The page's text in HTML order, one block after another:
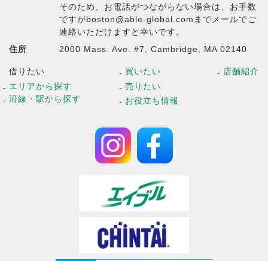
そのため、お電話がつながらない場合は、お手数
ですがboston@able-global.comまでメールでご
連絡いただけますと幸いです。
住所
2000 Mass. Ave. #7, Cambridge, MA 02140
借りたい
エリアから探す
沿線・駅から探す
買いたい
売りたい
お役立ち情報
店舗紹介